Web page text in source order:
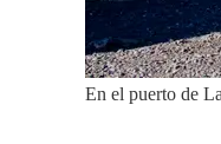
En el puerto de